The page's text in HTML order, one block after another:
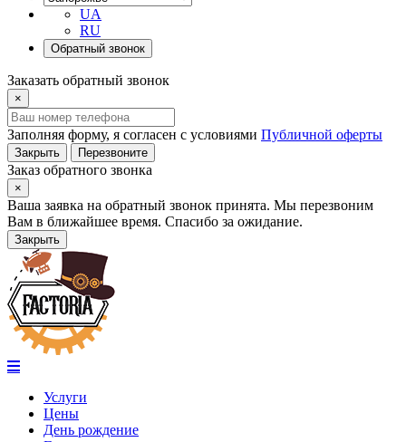
UA
RU
Обратный звонок
Заказать обратный звонок
×
Заполняя форму, я согласен с условиями Публичной оферты
Закрыть Перезвоните
Заказ обратного звонка
×
Ваша заявка на обратный звонок принята. Мы перезвоним
Вам в ближайшее время. Спасибо за ожидание.
Закрыть
Услуги
Цены
День рождение